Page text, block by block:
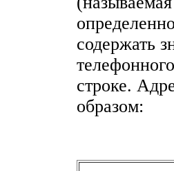
содержать
строке.
образом: